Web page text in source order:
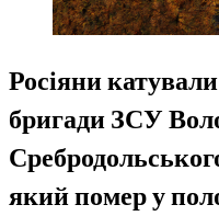
Росіяни
бригади ЗСУ
який помер у